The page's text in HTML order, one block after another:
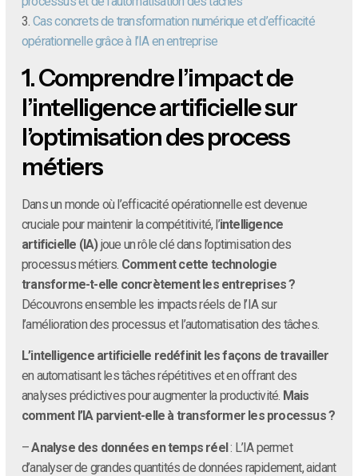
3. Cas concrets de transformation numérique et d’efficacité
opérationnelle grâce à l’IA en entreprise
1.Comprendre l’impact de
l’intelligence artificielle sur
l’optimisation des process
métiers
Dans un monde où l’efficacité opérationnelle est devenue
cruciale pour maintenir la compétitivité, l’intelligence
artificielle (IA)joue un rôle clé dans l’optimisation des
processus métiers. Comment cette technologie
transforme-t-elle concrètement les entreprises ?
Découvrons ensemble les impacts réels de l’IA sur
l’amélioration des processus et l’automatisation des tâches.
L’intelligence artificielle redéfinit les façons de travailler
en automatisant les tâches répétitives et en offrant des
analyses prédictives pour augmenter la productivité. Mais
comment l’IA parvient-elle à transformer les processus ?
–Analyse des données en temps réel: L’IA permet
d’analyser de grandes quantités de données rapidement, aidant